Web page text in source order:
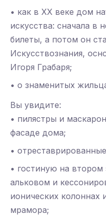
• как в ХХ веке дом
искусства: сначала в
билеты, а потом он
Искусствознания,
Игоря Грабаря;
• о знаменитых
Вы увидите:
• пилястры и
фасаде дома;
•
• гостиную на
альковом и
ионических колоннах
мрамора;